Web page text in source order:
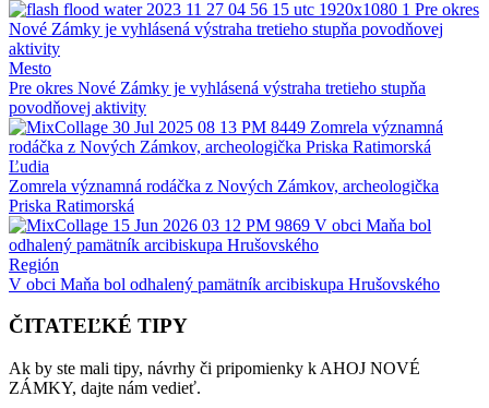
Mesto
Pre okres Nové Zámky je vyhlásená výstraha tretieho stupňa
povodňovej aktivity
Ľudia
Zomrela významná rodáčka z Nových Zámkov, archeologička
Priska Ratimorská
Región
V obci Maňa bol odhalený pamätník arcibiskupa Hrušovského
ČITATEĽKÉ TIPY
Ak by ste mali tipy, návrhy či pripomienky k AHOJ NOVÉ
ZÁMKY, dajte nám vedieť.